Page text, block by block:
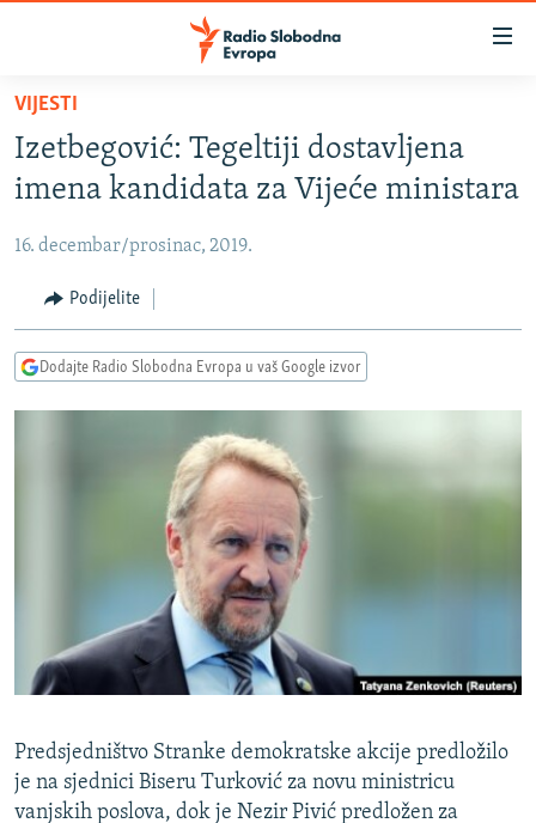
Pređite
glavni
sadržaj
na
navigaciju
Pređite
na
VIJESTI
BOSNA I HERCEGOVINA
KOSOVO
CRNA GORA
VIDEO
PODCASTI
KINA NA BALKANU
RSE PRIČE IZ SVIJETA
SPECIJALI RSE
VIŠE OD NASLOVA
POPLAVE I KLIZIŠTA U BIH 2024.
TV LIBERTY
VIJESTI
Izetbegović: Tegeltiji dostavljena
imena kandidata za Vijeće ministara
16. decembar/prosinac, 2019.
Podijelite
Dodajte Radio Slobodna Evropa u vaš Google izvor
Predsjedništvo Stranke demokratske akcije predložilo
je na sjednici Biseru Turković za novu ministricu
vanjskih poslova, dok je Nezir Pivić predložen za